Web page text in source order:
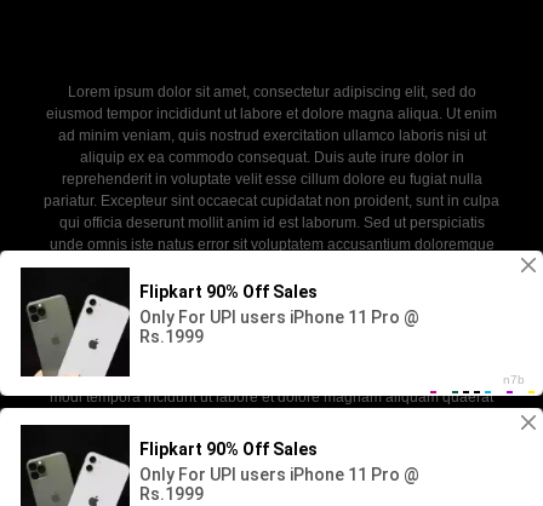
Lorem ipsum dolor sit amet, consectetur adipiscing elit, sed do
eiusmod tempor incididunt ut labore et dolore magna aliqua. Ut enim
ad minim veniam, quis nostrud exercitation ullamco laboris nisi ut
aliquip ex ea commodo consequat. Duis aute irure dolor in
reprehenderit in voluptate velit esse cillum dolore eu fugiat nulla
pariatur. Excepteur sint occaecat cupidatat non proident, sunt in culpa
qui officia deserunt mollit anim id est laborum. Sed ut perspiciatis
unde omnis iste natus error sit voluptatem accusantium doloremque
laudantium, totam rem aperiam, eaque ipsa quae ab illo inventore
veritatis et quasi architecto beatae vitae dicta sunt explicabo. Nemo
enim ipsam voluptatem quia voluptas sit aspernatur aut odit aut fugit,
sed quia consequuntur magni dolores eos qui ratione voluptatem
sequi nesciunt. Neque porro quisquam est, qui dolorem ipsum quia
dolor sit amet, consectetur, adipisci velit, sed quia non numquam eius
modi tempora incidunt ut labore et dolore magnam aliquam quaerat